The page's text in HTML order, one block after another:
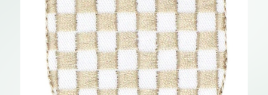
会社概要
採用情報
お知らせ